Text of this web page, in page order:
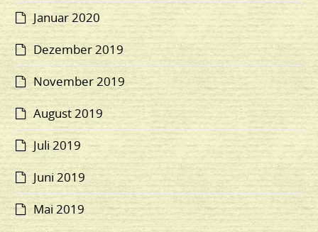
Januar 2020
Dezember 2019
November 2019
August 2019
Juli 2019
Juni 2019
Mai 2019